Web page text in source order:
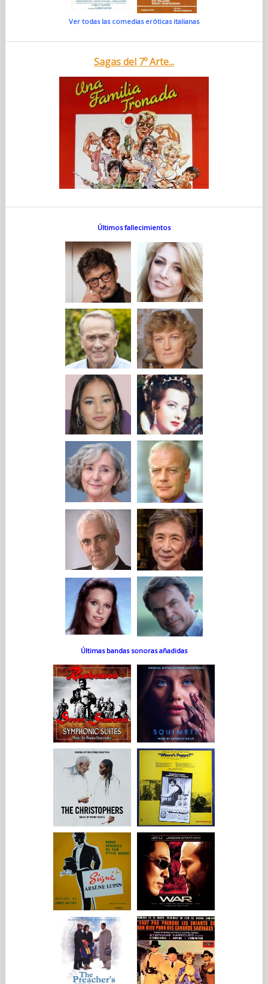
Ver todas las comedias eróticas italianas
Sagas del 7º Arte...
Últimos fallecimientos
Últimas bandas sonoras añadidas